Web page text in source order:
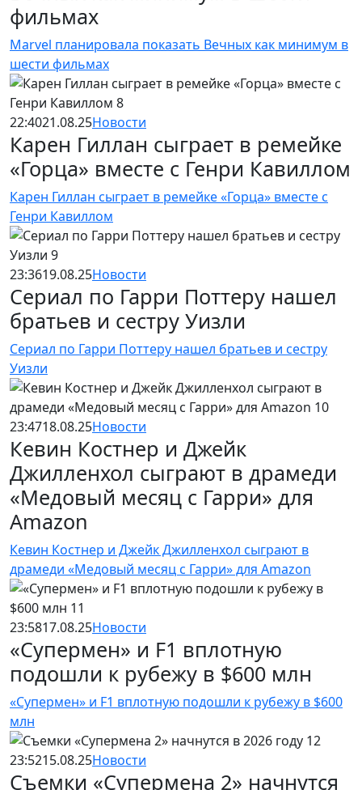
фильмах
Marvel планировала показать Вечных как минимум в
шести фильмах
22:4021.08.25Новости
Карен Гиллан сыграет в ремейке
«Горца» вместе с Генри Кавиллом
Карен Гиллан сыграет в ремейке «Горца» вместе с
Генри Кавиллом
23:3619.08.25Новости
Сериал по Гарри Поттеру нашел
братьев и сестру Уизли
Сериал по Гарри Поттеру нашел братьев и сестру
Уизли
23:4718.08.25Новости
Кевин Костнер и Джейк
Джилленхол сыграют в драмеди
«Медовый месяц с Гарри» для
Amazon
Кевин Костнер и Джейк Джилленхол сыграют в
драмеди «Медовый месяц с Гарри» для Amazon
23:5817.08.25Новости
«Супермен» и F1 вплотную
подошли к рубежу в $600 млн
«Супермен» и F1 вплотную подошли к рубежу в $600
млн
23:5215.08.25Новости
Съемки «Супермена 2» начнутся